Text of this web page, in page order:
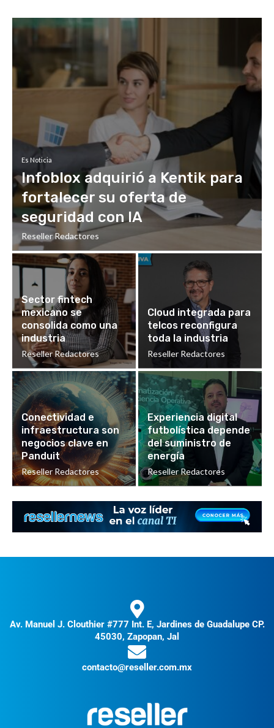
Es Noticia
Infoblox adquirió a Kentik para
fortalecer su oferta de
seguridad con IA
Reseller Redactores
Sector fintech
mexicano se
consolida como una
industria
Reseller Redactores
Cloud integrada para
telcos reconfigura
toda la industria
Reseller Redactores
Conectividad e
infraestructura son
negocios clave en
Panduit
Reseller Redactores
Experiencia digital
futbolística depende
del suministro de
energía
Reseller Redactores
Av. Manuel J. Clouthier #777 Int. E, Jardines de Guadalupe CP.
45030, Zapopan, Jal
contacto@reseller.com.mx